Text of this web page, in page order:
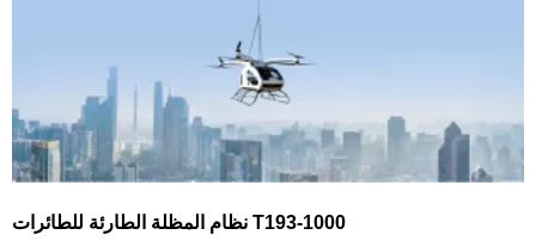
نظام المظلة الطارئة للطائرات T193-1000